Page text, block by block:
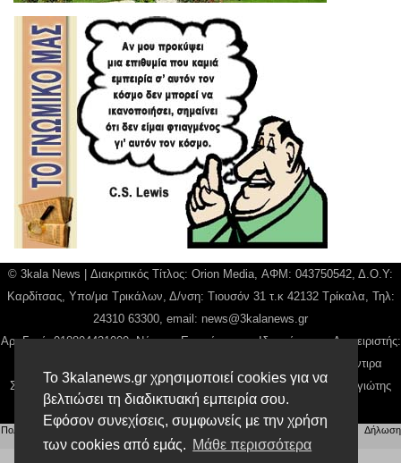
Το 3kalanews.gr χρησιμοποιεί cookies για να
βελτιώσει τη διαδικτυακή εμπειρία σου.
Εφόσον συνεχίσεις, συμφωνείς με την χρήση
των cookies από εμάς. Μάθε περισσότερα
© 3kala News | Διακριτικός Τίτλος: Orion Media, ΑΦΜ: 043750542, Δ.Ο.Υ:
Καρδίτσας, Υπο/μα Τρικάλων, Δ/νση: Τιουσόν 31 τ.κ 42132 Τρίκαλα, Τηλ:
24310 63300, email: news@3kalanews.gr
Αρ. Γεμή: 018804431000, Νόμιμος Εκπρόσωπος, Ιδιοκτήτης και Διαχειριστής:
Παναγιώτης Φιλίππου, Διευθύντρια: Γιαννουσά Βασιλική, Διευθύντιρα
Σύνταξης: Μπαλαμπάνη Βασιλική. Δικαιούχος domain name Παναγιώτης
Φιλίππου
Πολιτική απορρήτου Αίτηση Διαχείρισης Προσωπικών Δεδομένων |Όροι χρήσης
Δήλωση
Συμμόρφωσης